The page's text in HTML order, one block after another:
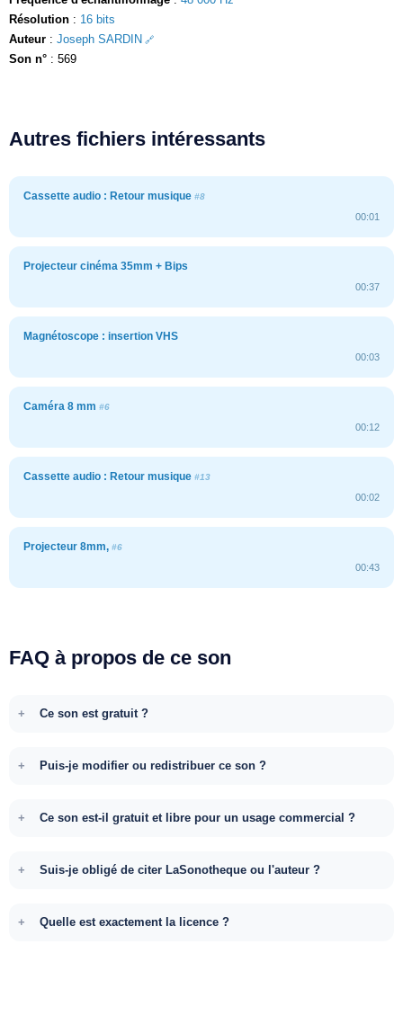
Résolution : 16 bits
Auteur : Joseph SARDIN
Son n° : 569
Autres fichiers intéressants
Cassette audio : Retour musique #8
00:01
Projecteur cinéma 35mm + Bips
00:37
Magnétoscope : insertion VHS
00:03
Caméra 8 mm #6
00:12
Cassette audio : Retour musique #13
00:02
Projecteur 8mm, #6
00:43
FAQ à propos de ce son
Ce son est gratuit ?
Puis-je modifier ou redistribuer ce son ?
Ce son est-il gratuit et libre pour un usage commercial ?
Suis-je obligé de citer LaSonotheque ou l'auteur ?
Quelle est exactement la licence ?